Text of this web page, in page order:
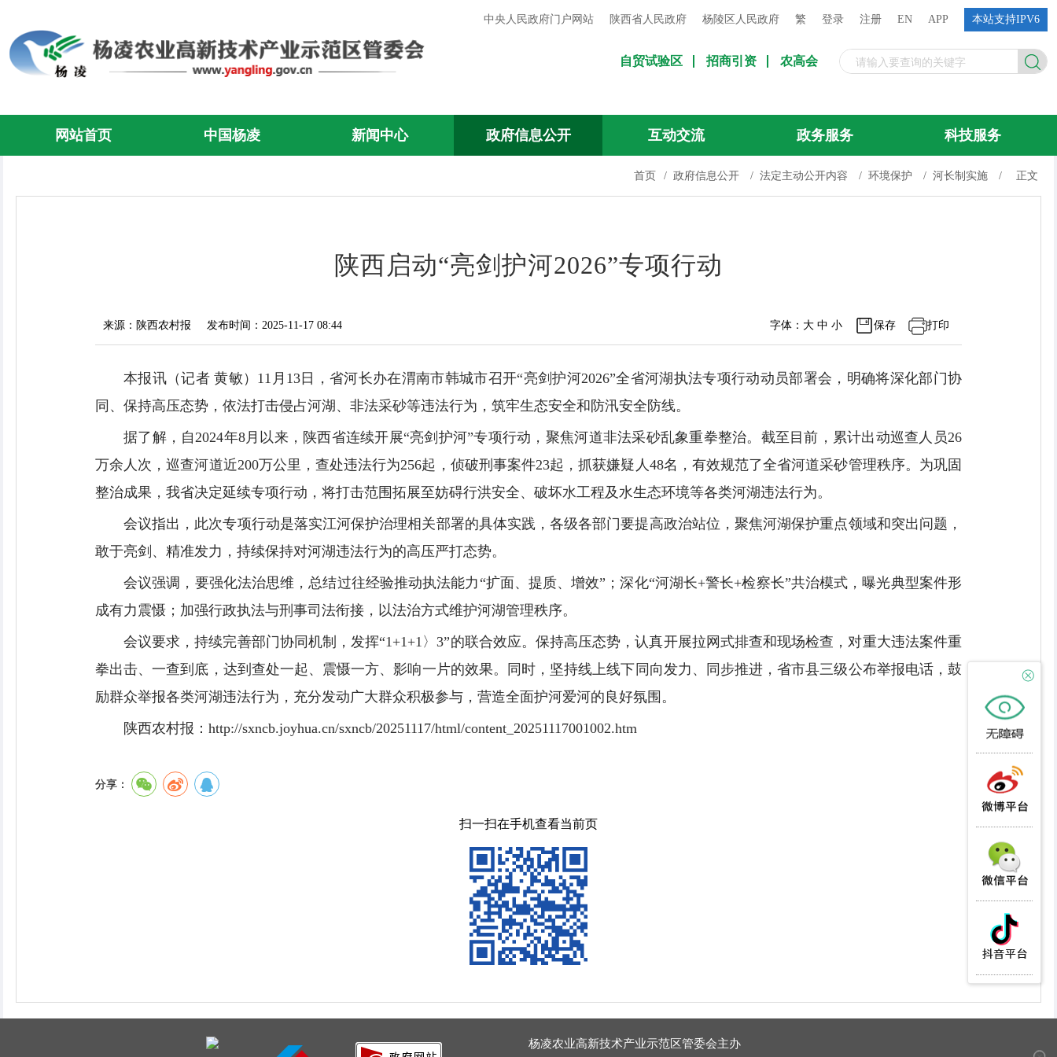
中央人民政府门户网站 陕西省人民政府 杨陵区人民政府 繁 登录 注册 EN APP 本站支持IPV6
自贸试验区 招商引资 农高会
网站首页 中国杨凌 新闻中心 政府信息公开 互动交流 政务服务 科技服务
首页 / 政府信息公开 / 法定主动公开内容 / 环境保护 / 河长制实施 / 正文
陕西启动“亮剑护河2026”专项行动
来源：陕西农村报 发布时间：2025-11-17 08:44 打印
保存
字体： 大 中 小
本报讯（记者 黄敏）11月13日，省河长办在渭南市韩城市召开“亮剑护河2026”全省河湖执法专项行动动员部署会，明确将深化部门协
同、保持高压态势，依法打击侵占河湖、非法采砂等违法行为，筑牢生态安全和防汛安全防线。
据了解，自2024年8月以来，陕西省连续开展“亮剑护河”专项行动，聚焦河道非法采砂乱象重拳整治。截至目前，累计出动巡查人员26
万余人次，巡查河道近200万公里，查处违法行为256起，侦破刑事案件23起，抓获嫌疑人48名，有效规范了全省河道采砂管理秩序。为巩固
整治成果，我省决定延续专项行动，将打击范围拓展至妨碍行洪安全、破坏水工程及水生态环境等各类河湖违法行为。
会议指出，此次专项行动是落实江河保护治理相关部署的具体实践，各级各部门要提高政治站位，聚焦河湖保护重点领域和突出问题，
敢于亮剑、精准发力，持续保持对河湖违法行为的高压严打态势。
会议强调，要强化法治思维，总结过往经验推动执法能力“扩面、提质、增效”；深化“河湖长+警长+检察长”共治模式，曝光典型案件形
成有力震慑；加强行政执法与刑事司法衔接，以法治方式维护河湖管理秩序。
会议要求，持续完善部门协同机制，发挥“1+1+1〉3”的联合效应。保持高压态势，认真开展拉网式排查和现场检查，对重大违法案件重
拳出击、一查到底，达到查处一起、震慑一方、影响一片的效果。同时，坚持线上线下同向发力、同步推进，省市县三级公布举报电话，鼓
励群众举报各类河湖违法行为，充分发动广大群众积极参与，营造全面护河爱河的良好氛围。
陕西农村报：http://sxncb.joyhua.cn/sxncb/20251117/html/content_20251117001002.htm
分享：
扫一扫在手机查看当前页
杨凌农业高新技术产业示范区管委会主办